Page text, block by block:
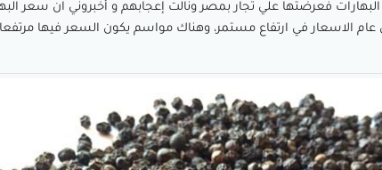
فعرضتها علي تجار بمصر ونالت إعجابهم و أخبروني ان سعر
عام الاسعار في ارتفاع مستمر، وهناك مواسم يكون السعر فيها